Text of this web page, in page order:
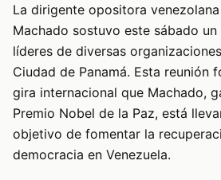
La dirigente opositora
Machado sostuvo este sábado
líderes de diversas
Ciudad de Panamá. Esta reunión
gira internacional que Machado,
Premio Nobel de la Paz, está
objetivo de fomentar la
democracia en Venezuela.